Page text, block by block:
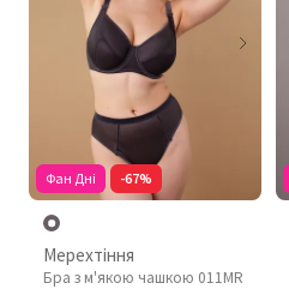
Фан Дні -67%
Мерехтіння
Бра з м'якою чашкою 011MR